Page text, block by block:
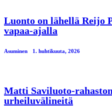
Luonto on lähellä Reijo
vapaa-ajalla
Asuminen 1. huhtikuuta, 2026
Matti Saviluoto-
urheiluvälineitä